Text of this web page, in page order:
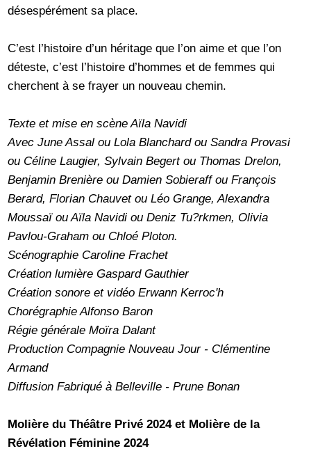
désespérément sa place.
C’est l’histoire d’un héritage que l’on aime et que l’on
déteste, c’est l’histoire d’hommes et de femmes qui
cherchent à se frayer un nouveau chemin.
Texte et mise en scène Aïla Navidi
Avec June Assal ou Lola Blanchard ou Sandra Provasi
ou Céline Laugier, Sylvain Begert ou Thomas Drelon,
Benjamin Brenière ou Damien Sobieraff ou François
Berard, Florian Chauvet ou Léo Grange, Alexandra
Moussaï ou Aïla Navidi ou Deniz Tu?rkmen, Olivia
Pavlou-Graham ou Chloé Ploton.
Scénographie Caroline Frachet
Création lumière Gaspard Gauthier
Création sonore et vidéo Erwann Kerroc'h
Chorégraphie Alfonso Baron
Régie générale Moïra Dalant
Production Compagnie Nouveau Jour - Clémentine
Armand
Diffusion Fabriqué à Belleville - Prune Bonan
Molière du Théâtre Privé 2024 et Molière de la
Révélation Féminine 2024